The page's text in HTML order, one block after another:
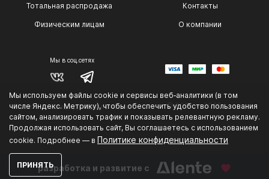
Мы используем файлы cookie и сервисы веб‑аналитики (в том
числе Яндекс. Метрику), чтобы обеспечить удобство пользования
сайтом, анализировать трафик и показывать релевантную рекламу.
Продолжая использовать сайт, Вы соглашаетесь с использованием
cookie. Подробнее — в Политике конфиденциальности
ПРИНЯТЬ
Тотальная распродажа
Физическим лицам
Контакты
О компании
Мы в соц.сетях
Политика конфиденциальности © 2014 — 2026 г.
.
разработка и развитие с